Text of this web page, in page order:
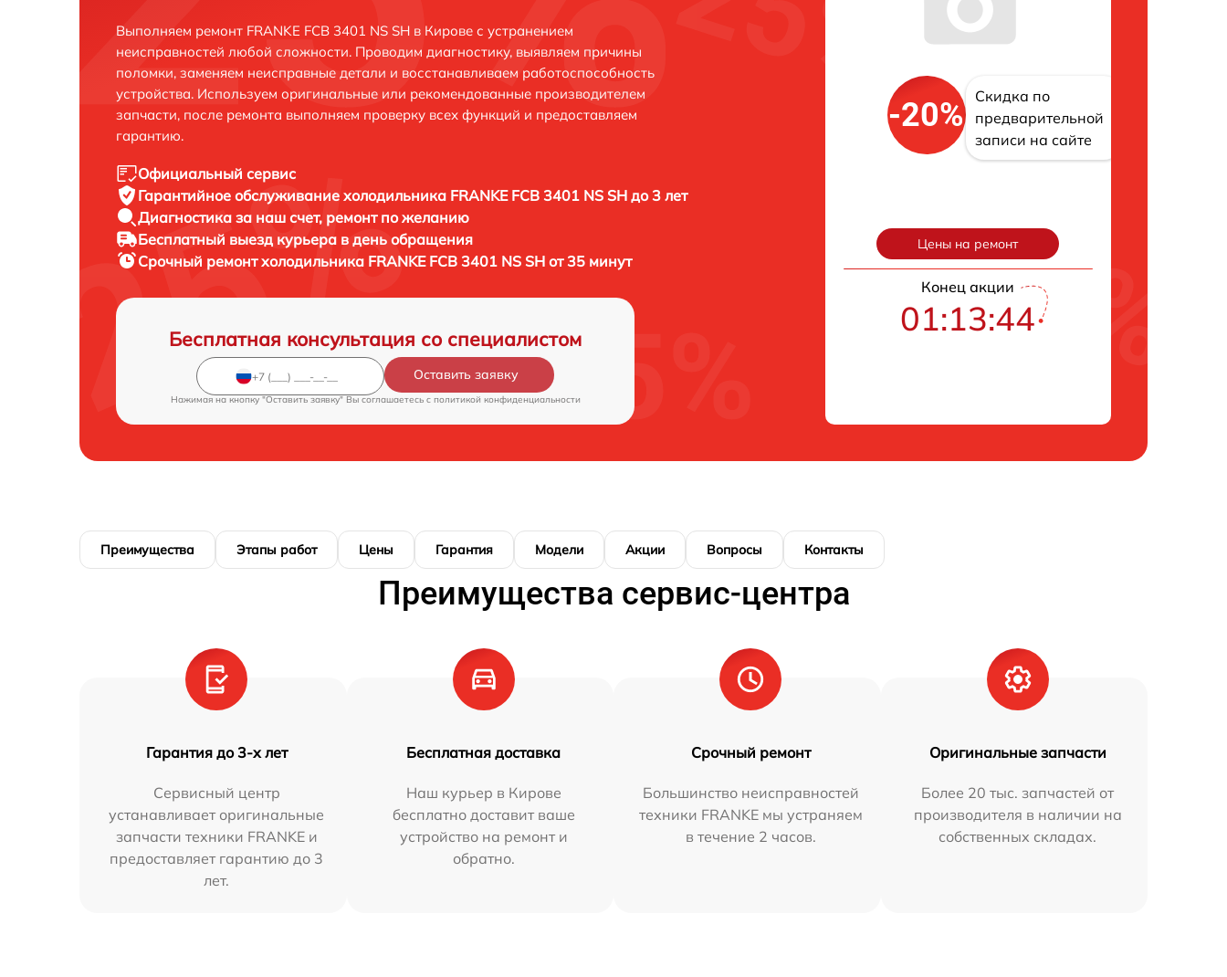
Выполняем ремонт FRANKE FCB 3401 NS SH в Кирове с устранением
неисправностей любой сложности. Проводим диагностику, выявляем причины
поломки, заменяем неисправные детали и восстанавливаем работоспособность
устройства. Используем оригинальные или рекомендованные производителем
запчасти, после ремонта выполняем проверку всех функций и предоставляем
гарантию.
Официальный сервис
Гарантийное обслуживание холодильника FRANKE FCB 3401 NS SH до 3 лет
Диагностика за наш счет, ремонт по желанию
Бесплатный выезд курьера в день обращения
Срочный ремонтхолодильника FRANKE FCB 3401 NS SH от 35 минут
Бесплатная консультация со специалистом
Оставить заявку
Нажимая на кнопку "Оставить заявку" Вы соглашаетесь c политикой конфиденциальности
-20%
Скидка по
предварительной
записи на сайте
Цены на ремонт
Конец акции
01:13:43
Преимущества Этапы работ Цены Гарантия Модели Акции Вопросы Контакты
Преимущества сервис-центра
Гарантия до 3-х лет
Сервисный центр
устанавливает оригинальные
запчасти техники FRANKE и
предоставляет гарантию до 3
лет.
Бесплатная доставка
Наш курьер в Кирове
бесплатно доставит ваше
устройство на ремонт и
обратно.
Срочный ремонт
Большинство неисправностей
техники FRANKE мы устраняем
в течение 2 часов.
Оригинальные запчасти
Более 20 тыс. запчастей от
производителя в наличии на
собственных складах.